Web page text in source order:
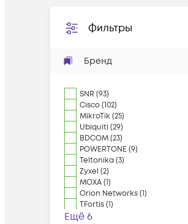
Фильтры
Бренд
SNR (93)
Cisco(102)
MikroTik(25)
Ubiquiti (29)
BDCOM(23)
POWERTONE (9)
Teltonika(3)
Zyxel (2)
MOXA(1)
Orion Networks(1)
TFortis(1)
Ещё 6